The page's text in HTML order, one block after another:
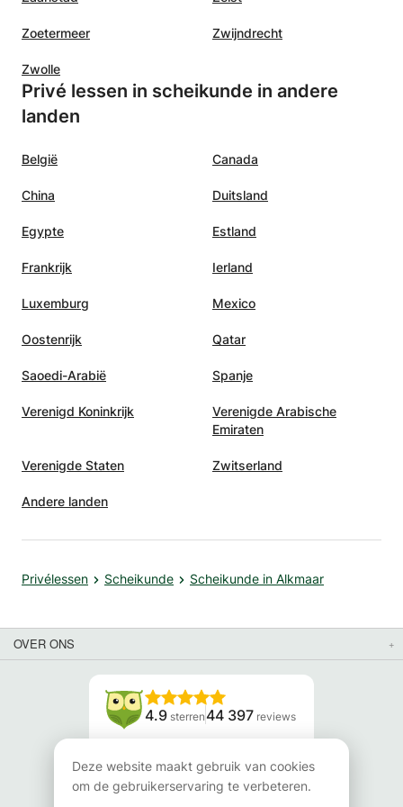
Zoetermeer Zwijndrecht
Zwolle
Privé lessen in scheikunde in andere
landen
België Canada
China Duitsland
Egypte Estland
Frankrijk Ierland
Luxemburg Mexico
Oostenrijk Qatar
Saoedi-Arabië Spanje
Verenigd Koninkrijk
Verenigde Arabische
Emiraten
Verenigde Staten Zwitserland
Andere landen
Privélessen Scheikunde Scheikunde in Alkmaar
OVER ONS
4.9 sterren 44 397 reviews
Lees onze reviews
Deze website maakt gebruik van cookies
om de gebruikerservaring te verbeteren.